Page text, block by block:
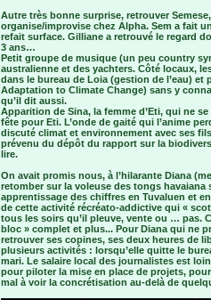
Autre très bonne surprise, retrouver
organise/improvise chez Alpha. Sem a fait
refait surface. Gilliane a retrouvé le regard
3 ans…
Petit groupe de musique (un peu country
australienne et des yachters. Côté locaux,
dans le bureau de Loia (gestion de l’eau) et
Adaptation to Climate Change) sans y
qu’il dit aussi.
Apparition de Sina, la femme d’Eti, qui ne
fête pour Eti. L’onde de gaité qui l’anime
discuté climat et environnement avec ses
prévenu du dépôt du rapport sur la
lire.
On avait promis nous, à l’hilarante Diana
retomber sur la voleuse des tongs
apprentissage des chiffres en Tuvaluen et
de cette activité récréato-addictive qui «
tous les soirs qu’il pleuve, vente ou … pas.
bloc » complet et plus... Pour Diana qui ne
retrouver ses copines, ses deux heures de
plusieurs activités : lorsqu’elle quitte le
mari. Le salaire local des journalistes est
pour piloter la mise en place de projets,
mal à voir la concrétisation au-delà de